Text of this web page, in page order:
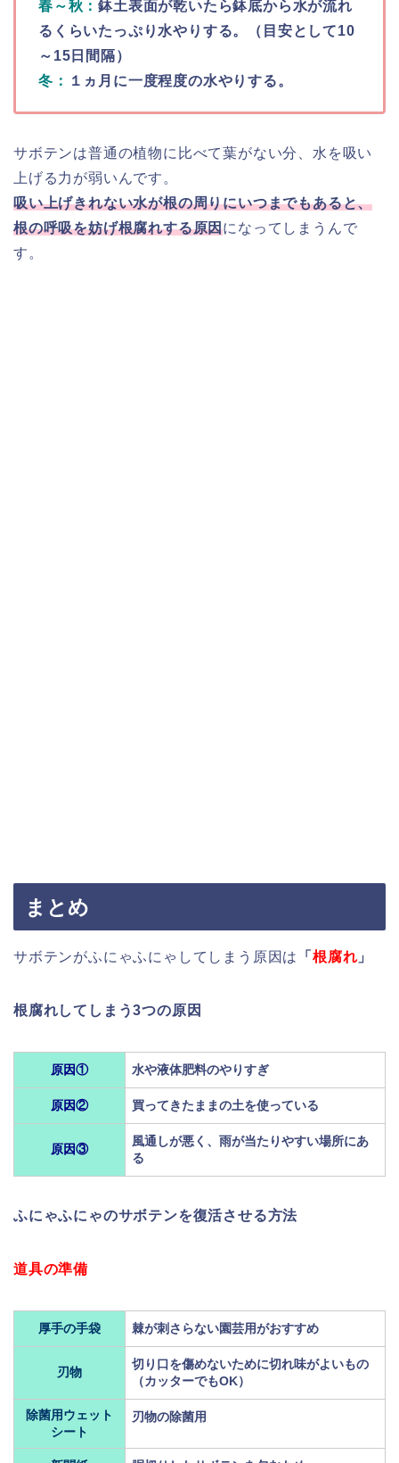
春～秋：鉢土表面が乾いたら鉢底から水が流れ
るくらいたっぷり水やりする。（目安として10
～15日間隔）
冬：
１ヵ月に一度程度の水やりする。
サボテンは普通の植物に比べて葉がない分、水を吸い
上げる力が弱いんです。
吸い上げきれない水が根の周りにいつまでもあると、
根の呼吸を妨げ根腐れする原因になってしまうんで
す。
まとめ
サボテンがふにゃふにゃしてしまう原因は 「根腐れ 」
根腐れしてしまう3つの原因
原因① 水や液体肥料のやりすぎ
原因② 買ってきたままの土を使っている
原因③
風通しが悪く、雨が当たりやすい場所にあ
る
ふにゃふにゃのサボテンを復活させる方法
道具の準備
厚手の手袋 棘が刺さらない園芸用がおすすめ
刃物
切り口を傷めないために切れ味がよいもの
（カッターでもOK）
除菌用ウェット
シート
刃物の除菌用